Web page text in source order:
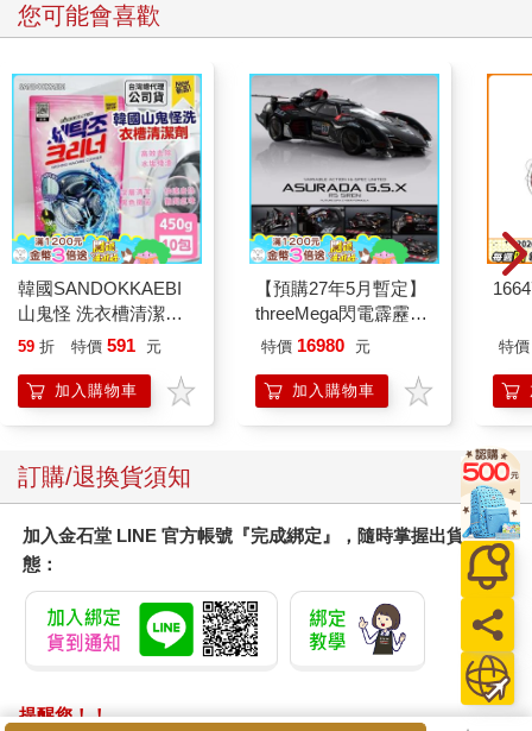
您可能會喜歡
韓國SANDOKKAEBI
山鬼怪 洗衣槽清潔劑
450公克-10包組
59 折 特價 591 元
加入購物車
【預購27年5月暫定】
threeMega閃電霹靂車
VA Hi-SPEC UNITED
SIREN 黑色限定
特價 16980 元
加入購物車
特價
訂購/退換貨須知
加入金石堂 LINE 官方帳號『完成綁定』，隨時掌握出貨動
態：
提醒您！！